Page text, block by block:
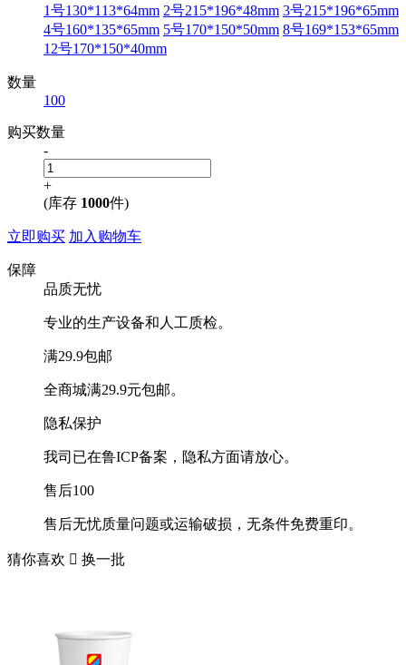
1号130*113*64mm 2号215*196*48mm 3号215*196*65mm
4号160*135*65mm 5号170*150*50mm 8号169*153*65mm
12号170*150*40mm
数量
100
购买数量
-
+
(库存 1000件)
立即购买 加入购物车
保障
品质无忧
专业的生产设备和人工质检。
满29.9包邮
全商城满29.9元包邮。
隐私保护
我司已在鲁ICP备案，隐私方面请放心。
售后100
售后无忧质量问题或运输破损，无条件免费重印。
猜你喜欢  换一批